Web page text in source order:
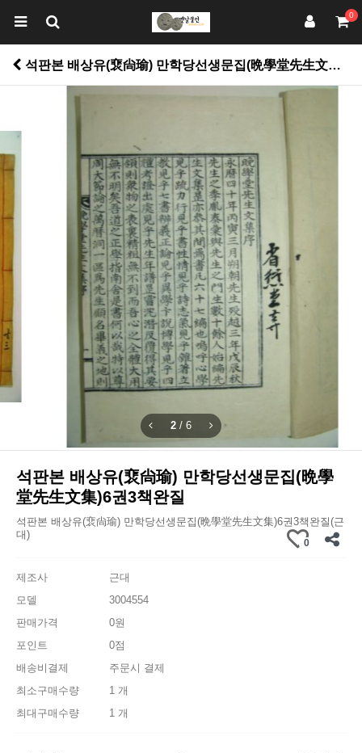
0
석판본 배상유(裵尙瑜) 만학당선생문집(晩學堂先生文集)6권3책완질 > 고서적
2 / 6
석판본 배상유(裵尙瑜) 만학당선생문집(晩學
堂先生文集)6권3책완질
석판본 배상유(裵尙瑜) 만학당선생문집(晩學堂先生文集)6권3책완질(근
대)
0
제조사
근대
모델
3004554
판매가격
0원
포인트
0점
배송비결제
주문시 결제
최소구매수량
1 개
최대구매수량
1 개